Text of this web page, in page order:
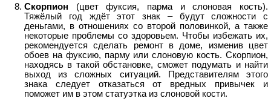
Скорпион (цвет фуксия, парма и слоновая кость).
Тяжёлый год ждёт этот знак – будут сложности с
деньгами, в отношениях со второй половинкой, а также
некоторые проблемы со здоровьем. Чтобы избежать их,
рекомендуется сделать ремонт в доме, изменив цвет
обоев на фуксию, парму или слоновую кость. Скорпион,
находясь в такой обстановке, сможет подумать и найти
выход из сложных ситуаций. Представителям этого
знака следует отказаться от вредных привычек и
поможет им в этом статуэтка из слоновой кости.